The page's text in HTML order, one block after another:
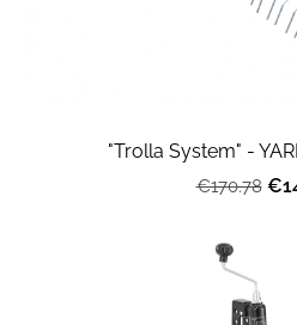
"Trolla System" -
€170.78